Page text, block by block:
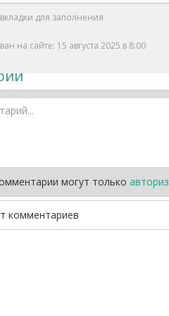
для заполнения
на сайте: 15 августа 2025 в 8:00
могут только
комментариев